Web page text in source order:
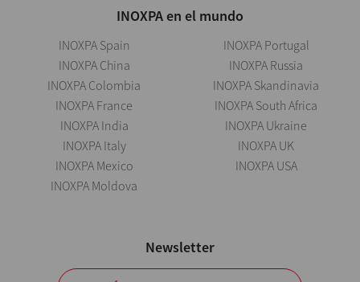
INOXPA en el mundo
INOXPA Spain
INOXPA China
INOXPA Colombia
INOXPA France
INOXPA India
INOXPA Italy
INOXPA Mexico
INOXPA Moldova
INOXPA Portugal
INOXPA Russia
INOXPA Skandinavia
INOXPA South Africa
INOXPA Ukraine
INOXPA UK
INOXPA USA
Newsletter